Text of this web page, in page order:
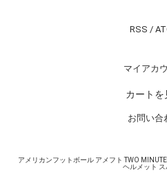
RSS /
マイアカ
カートを
お問い合
アメリカンフットボール アメフト TWO
ヘルメット ス